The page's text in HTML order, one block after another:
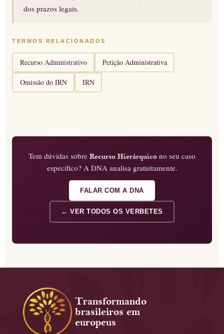
dos prazos legais.
TERMOS RELACIONADOS
Recurso Administrativo Petição Administrativa
Omissão do IRN IRN
Tem dúvidas sobre Recurso Hierárquico no seu caso
específico? A DNA analisa gratuitamente.
FALAR COM A DNA
← VER TODOS OS VERBETES
Transformando
brasileiros em
europeus